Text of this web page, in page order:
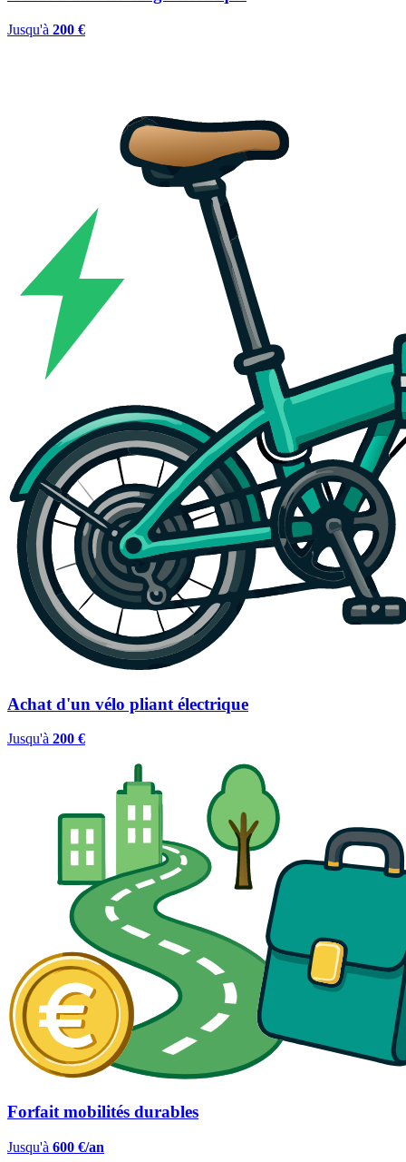
Jusqu'à 200 €
Achat d'un vélo pliant électrique
Jusqu'à 200 €
Forfait mobilités durables
Jusqu'à 600 €/an